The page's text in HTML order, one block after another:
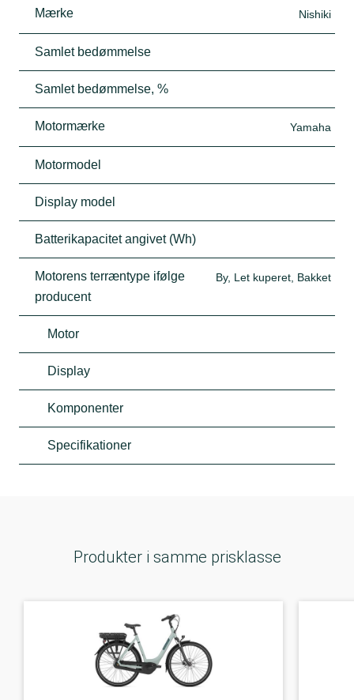
Mærke Nishiki
Samlet bedømmelse
Samlet bedømmelse, %
Motormærke Yamaha
Motormodel
Display model
Batterikapacitet angivet (Wh)
Motorens terræntype ifølge
producent
By, Let kuperet, Bakket
Motor
Display
Komponenter
Specifikationer
Produkter i samme prisklasse